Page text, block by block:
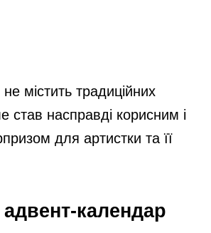
містить традиційних
став насправді корисним і
для артистки та її
календар